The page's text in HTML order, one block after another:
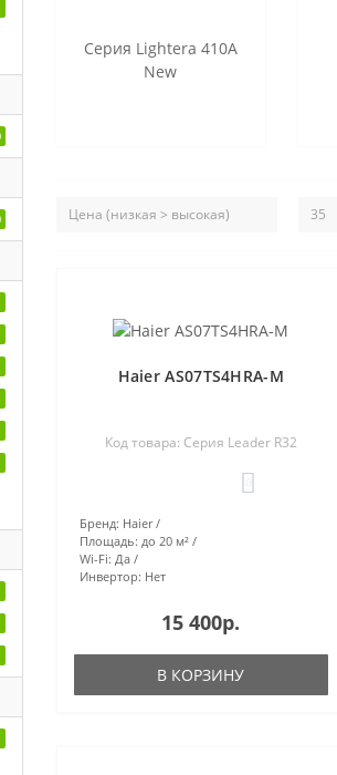
Серия Lightera 410A
New
Haier AS07TS4HRA-M
Код товара: Серия Leader R32
Бренд: Haier
Площадь: до 20 м²
Wi-Fi: Да
Инвертор: Нет
15 400р.
В КОРЗИНУ